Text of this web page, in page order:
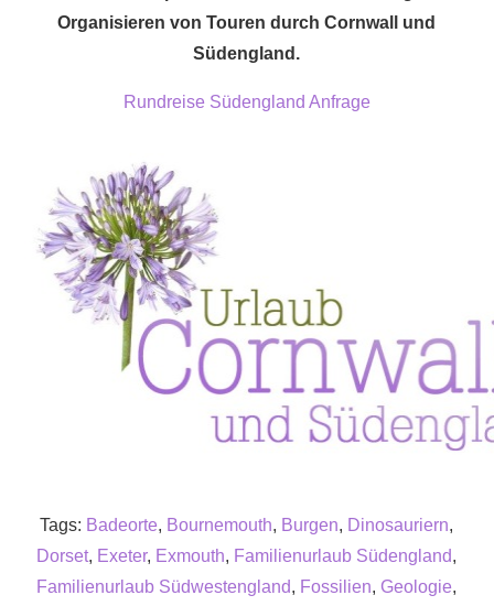
Organisieren von Touren durch Cornwall und
Südengland.
Rundreise Südengland Anfrage
Tags: Badeorte, Bournemouth, Burgen, Dinosauriern,
Dorset, Exeter, Exmouth, Familienurlaub Südengland,
Familienurlaub Südwestengland, Fossilien, Geologie,